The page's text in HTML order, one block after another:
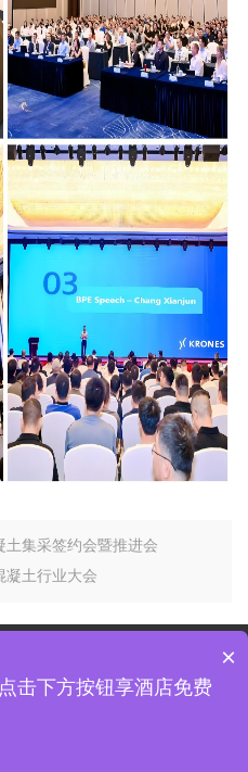
土集采签约会暨推进会
凝土行业大会
司-厦门会议场地-厦门年会酒店-厦门酒
-厦门会议酒店排名-厦门会议型酒店有哪
×
击下方按钮享酒店免费